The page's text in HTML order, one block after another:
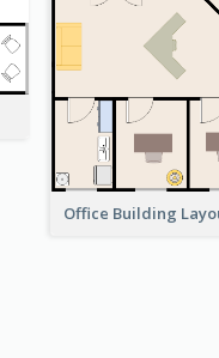
Office Building